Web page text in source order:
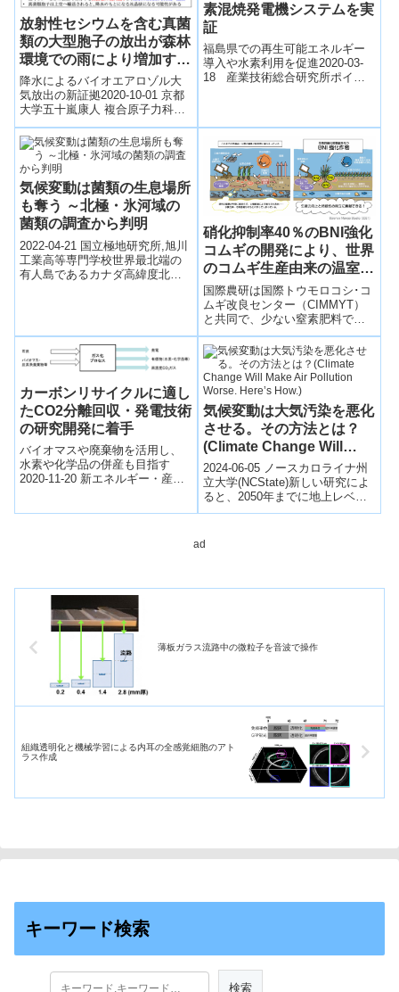
放射性セシウムを含む真菌
類の大型胞子の放出が森林
環境での雨により増加する
ことを発見
降水によるバイオエアロゾル大
気放出の新証拠2020-10-01 京都
大学五十嵐康人 複合原子力科学
研究所教授（茨城大学理学部特
命研究員）、北和之 茨城大学教
授、...
素混焼発電機システムを実
証
福島県での再生可能エネルギー
導入や水素利用を促進2020-03-
18 産業技術総合研究所ポイン
気候変動は菌類の生息場所
も奪う ～北極・氷河域の
菌類の調査から判明
2022-04-21 国立極地研究所,旭川
工業高等専門学校世界最北端の
有人島であるカナダ高緯度北極
硝化抑制率40％のBNI強化
コムギの開発により、世界
のコムギ生産由来の温室効
果ガスを9.5％削減へ
国際農研は国際トウモロコシ･コ
ムギ改良センター（CIMMYT）
と共同で、少ない窒素肥料で高
い生産性を示すBNI（Biological
Nitrification Inhibition：生物的硝
化抑制）強化コムギについて、
コムギ生産の各段階で発生する
総温室効果ガス排出量を「ライ
フサイクル温室効果ガス」とし
て評価する新たなモデルを構築
しました。
カーボンリサイクルに適し
たCO2分離回収・発電技術
の研究開発に着手
バイオマスや廃棄物を活用し、
水素や化学品の併産も目指す
2020-11-20 新エネルギー・産業
気候変動は大気汚染を悪化
させる。その方法とは？
(Climate Change Will
Make Air Pollution
Worse. Here’s How.)
2024-06-05 ノースカロライナ州
立大学(NCState)新しい研究によ
ると、2050年までに地上レベル
のオゾン濃度が気候変動によっ
ad
薄板ガラス流路中の微粒子を音波で操作
組織透明化と機械学習による内耳の全感覚細胞のアト
ラス作成
キーワード検索